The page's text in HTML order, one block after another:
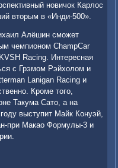
новичок Карлос
вторым в «Инди-500».
Алёшин сможет
чемпионом ChampCar
Racing. Интересная
с Грэмом Рэйхолом и
Lanigan Racing и
Кроме того,
Такума Сато, а на
выступит Майк Конуэй,
при Макао Формулы-3 и